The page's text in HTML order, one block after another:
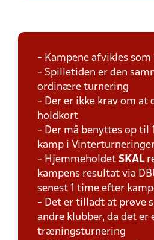
- Kampene afvikles som
- Spilletiden er den
ordinære turnering
- Der er ikke krav om at
holdkort
- Der må benyttes op til
kamp i
- Hjemmeholdet SKAL
kampens resultat via
senest 1 time efter
- Det er tilladt at prøve
andre klubber, da det er
træningsturnering